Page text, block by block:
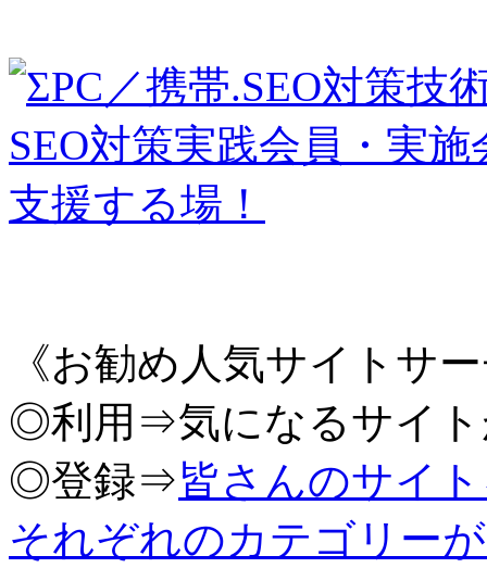
《お勧め人気サイトサ
◎利用⇒気になるサイト
◎登録⇒皆さんのサイ
それぞれのカテゴリー